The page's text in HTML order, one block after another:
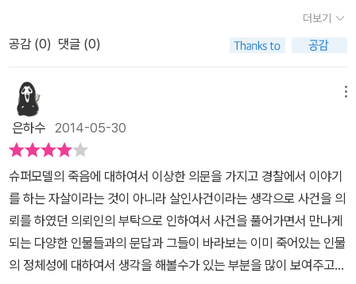
성이 농후한 것 같은데그녀가 '해리포터'의 작가가 아닌 '스트라이
크'의 작가가 될 정도로 진일보한 미스터리 스릴러를 내놓기를 기대
해본다.
각해 보게 된다.이 소설 속에는 패션 모델, 래퍼, 디자이너, 기획사, 변
호사, 회계사 등 각광받는 직업군의 인물들의 화려한 세상, 노숙자들
망이 함께 있다. '조앤. K. 롤링'은 그동안에도 격찬을 받는 많은 작품
을 쓴 작가답게 탄탄하고 치밀한 구성과 전개를 통해서 깊이 있고 재
미있는 추리소설을 탄생시켰다는 생각이 들 정도로 한 번 읽기 시작
하면 이야기에 빠져들게 해준다.특히 등장인물들의 캐릭터는 다양하
면서도 뚜렷한 개성을 갖고 있지만, 룰라 랜드리와 로셸, 스트라이트
등은 출생에서부터 남다른 아픔과 갈등을 가지고 태어났다고 볼 수
있다. 그밖의 인물들도 겉으로 보이는 모습과 내면의 감정은 '겉 다르
고 속 다르다'는 말이 어울리는 이들이다. <쿠쿠스 쿨링>은 세밀하고
두뇌 회전이 빠른 스트라이트와 관찰력이 뛰어나고 효율적인 일처리
용하고 아니면 적당한 해석을 붙여서 기각하지요. 수사관들도 마찬가
지. 여기서 중요한 것은 앞뒤가 안 맞는 것처럼 보이는 것은 대부분 버
려진다는 것입니다. 착각이나 거짓이란 해석이 붙여져서. 독자들은
글에서 나름대로 뭔가를 추리할 때도 있지만 대부분은 흐름을 따라가
느라 끌려가는 신세입니다. 왜냐하면 시간에 비해 해야 할 일이 잔뜩
있는 게 현실이니까요. 차분히 생각하는 것보단 더 많은 내용을 읽으
면서 진도를 나가는 게 더 편리하다고 생각하니까 말입니다. 마지막
에 가면 코모란 스트라이커가 범인(비교적 초기에 등장한 인물이란
것만 여기서는 밝혀두겠습니다)의 말을 녹음하면서 모든 걸 해석/정
리해 주는 장면이 있습니다. 말이 길어지는 걸 보면 녹음을 하고 있으
리라는 걸 짐작할 수 있습니다. 그리고 왜 범인이 특정 증거에 집착했
는지도 알게 됩니다. 아주 우수하다고는 할 수 없겠지만 시간을 보내
더보기
공감 (0) 댓글 (0)
은하수 2014-05-30
슈퍼모델의 죽음에 대하여서 이상한 의문을 가지고 경찰에서 이야기
를 하는 자살이라는 것이 아니라 살인사건이라는 생각으로 사건을 의
뢰를 하였던 의뢰인의 부탁으로 인하여서 사건을 풀어가면서 만나게
되는 다양한 인물들과의 문답과 그들이 바라보는 이미 죽어있는 인물
의 정체성에 대하여서 생각을 해볼수가 있는 부분을 많이 보여주고